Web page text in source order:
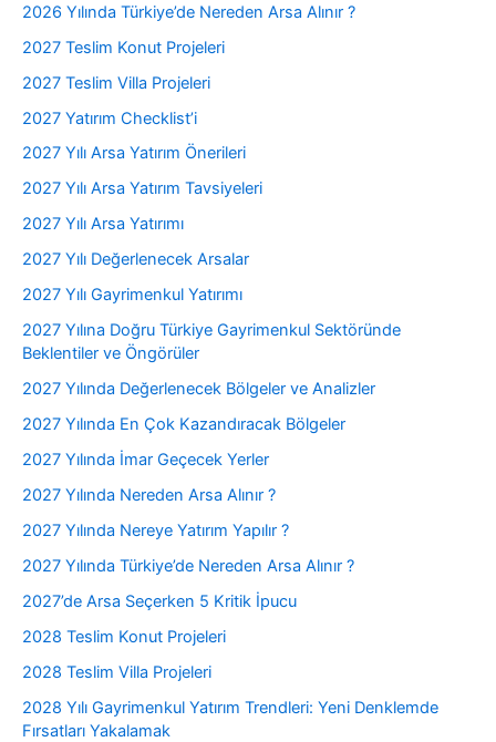
2026 Yılında Türkiye’de Nereden Arsa Alınır ?
2027 Teslim Konut Projeleri
2027 Teslim Villa Projeleri
2027 Yatırım Checklist’i
2027 Yılı Arsa Yatırım Önerileri
2027 Yılı Arsa Yatırım Tavsiyeleri
2027 Yılı Arsa Yatırımı
2027 Yılı Değerlenecek Arsalar
2027 Yılı Gayrimenkul Yatırımı
2027 Yılına Doğru Türkiye Gayrimenkul Sektöründe
Beklentiler ve Öngörüler
2027 Yılında Değerlenecek Bölgeler ve Analizler
2027 Yılında En Çok Kazandıracak Bölgeler
2027 Yılında İmar Geçecek Yerler
2027 Yılında Nereden Arsa Alınır ?
2027 Yılında Nereye Yatırım Yapılır ?
2027 Yılında Türkiye’de Nereden Arsa Alınır ?
2027’de Arsa Seçerken 5 Kritik İpucu
2028 Teslim Konut Projeleri
2028 Teslim Villa Projeleri
2028 Yılı Gayrimenkul Yatırım Trendleri: Yeni Denklemde
Fırsatları Yakalamak